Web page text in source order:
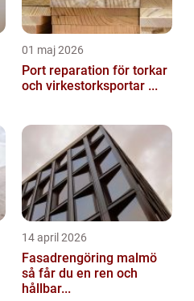
01 maj 2026
Port reparation för torkar
och virkestorksportar ...
14 april 2026
Fasadrengöring malmö
så får du en ren och
hållbar...